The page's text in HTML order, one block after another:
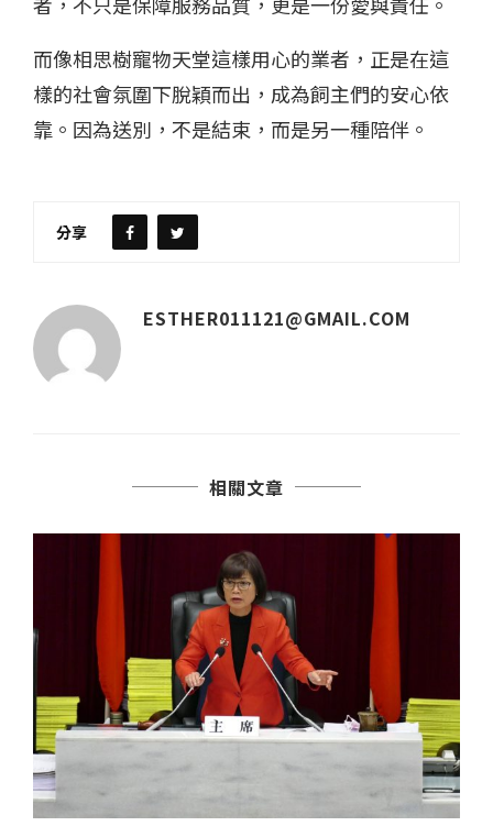
而像相思樹寵物天堂這樣用心的業者，正是在這
樣的社會氛圍下脫穎而出，成為飼主們的安心依
靠。因為送別，不是結束，而是另一種陪伴。
分享
ESTHER011121@GMAIL.COM
相關文章